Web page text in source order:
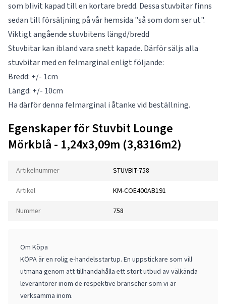
som blivit kapad till en kortare bredd. Dessa stuvbitar finns
sedan till försäljning på vår hemsida "så som dom ser ut".
Viktigt angående stuvbitens längd/bredd
Stuvbitar kan ibland vara snett kapade. Därför säljs alla
stuvbitar med en felmarginal enligt följande:
Bredd: +/- 1cm
Längd: +/- 10cm
Ha därför denna felmarginal i åtanke vid beställning.
Egenskaper för Stuvbit Lounge
Mörkblå - 1,24x3,09m (3,8316m2)
Artikelnummer STUVBIT-758
Artikel KM-COE400AB191
Nummer 758
Om Köpa
KÖPA är en rolig e-handelsstartup. En uppstickare som vill
utmana genom att tillhandahålla ett stort utbud av välkända
leverantörer inom de respektive branscher som vi är
verksamma inom.